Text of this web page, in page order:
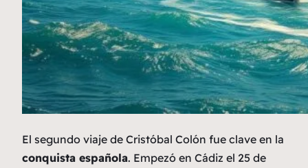
El segundo viaje de Cristóbal Colón fue clave en la
conquista española. Empezó en Cádiz el 25 de